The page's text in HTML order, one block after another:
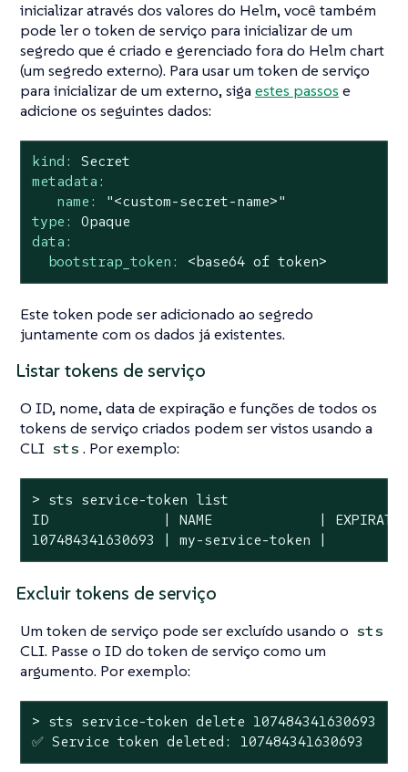
inicializar através dos valores do Helm, você também
pode ler o token de serviço para inicializar de um
segredo que é criado e gerenciado fora do Helm chart
(um segredo externo). Para usar um token de serviço
para inicializar de um externo, siga estes passos e
adicione os seguintes dados:
kind:
Secret
metadata:
name:
"<custom-secret-name>"
type:
Opaque
data:
bootstrap_token:
<base64 of token>
Este token pode ser adicionado ao segredo
juntamente com os dados já existentes.
Listar tokens de serviço
O ID, nome, data de expiração e funções de todos os
tokens de serviço criados podem ser vistos usando a
CLI sts . Por exemplo:
> sts service-token list
ID              | NAME             | EXPIRATION
107484341630693 | my-service-token |
Excluir tokens de serviço
Um token de serviço pode ser excluído usando o sts
CLI. Passe o ID do token de serviço como um
argumento. Por exemplo:
> sts service-token delete 107484341630693
✅ Service token deleted: 107484341630693